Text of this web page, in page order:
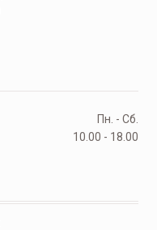
Пн. - Сб.
10.00 - 18.00